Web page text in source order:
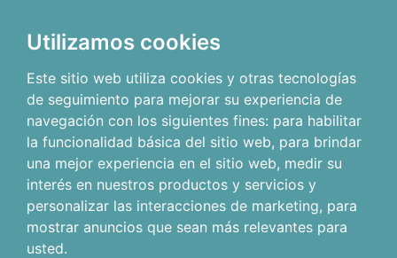
Utilizamos cookies
Este sitio web utiliza cookies y otras tecnologías
de seguimiento para mejorar su experiencia de
navegación con los siguientes fines: para habilitar
la funcionalidad básica del sitio web, para brindar
una mejor experiencia en el sitio web, medir su
interés en nuestros productos y servicios y
personalizar las interacciones de marketing, para
mostrar anuncios que sean más relevantes para
usted.